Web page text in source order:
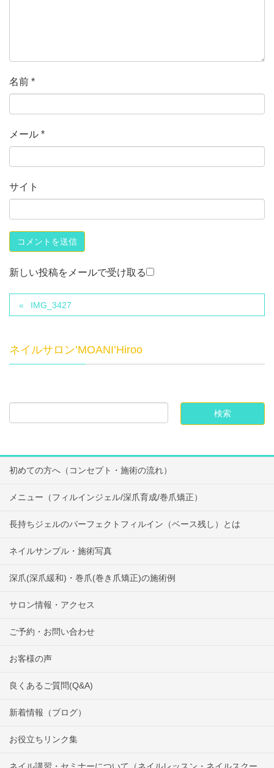
名前 *
メール *
サイト
新しい投稿をメールで受け取る
IMG_3427
ネイルサロン’MOANI’Hiroo
初めての方へ（コンセプト・施術の流れ）
メニュー（フィルインジェル/深爪育成/巻爪矯正）
長持ちジェルのパーフェクトフィルイン（ベース残し）とは
ネイルサンプル・施術写真
深爪(深爪緩和)・巻爪(巻き爪矯正)の施術例
サロン情報・アクセス
ご予約・お問い合わせ
お客様の声
良くあるご質問(Q&A)
新着情報（ブログ）
お役立ちリンク集
ネイル講習・セミナーについて（ネイルレッスン・ネイルスクー